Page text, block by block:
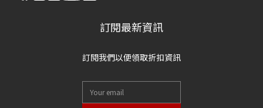
訂閱最新資訊
訂閱我們以便領取折扣資訊